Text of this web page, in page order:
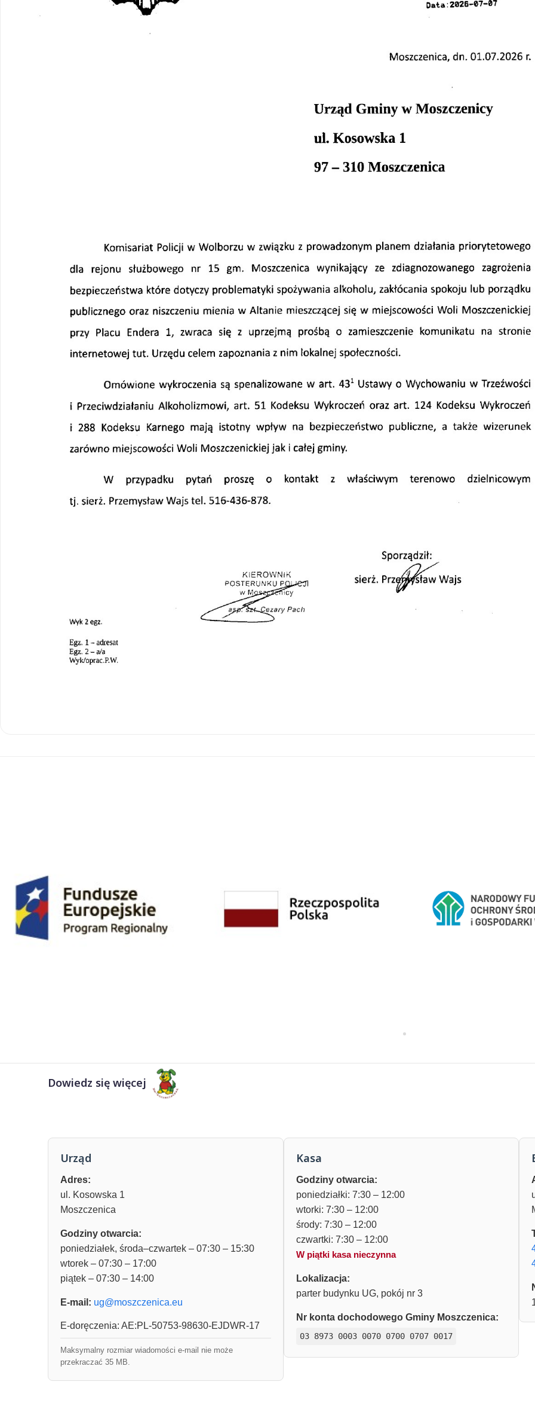
Dowiedz się więcej
Urząd
Adres:
ul. Kosowska 1
Moszczenica
Godziny otwarcia:
poniedziałek, środa–czwartek – 07:30 – 15:30
wtorek – 07:30 – 17:00
piątek – 07:30 – 14:00
E-mail: ug@moszczenica.eu
E-doręczenia: AE:PL-50753-98630-EJDWR-17
Maksymalny rozmiar wiadomości e-mail nie może
przekraczać 35 MB.
Kasa
Godziny otwarcia:
poniedziałki: 7:30 – 12:00
wtorki: 7:30 – 12:00
środy: 7:30 – 12:00
czwartki: 7:30 – 12:00
W piątki kasa nieczynna
Lokalizacja:
parter budynku UG, pokój nr 3
Nr konta dochodowego Gminy Moszczenica:
03 8973 0003 0070 0700 0707 0017